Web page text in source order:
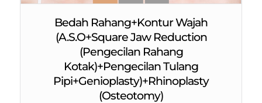
Bedah Rahang+Kontur Wajah
(A.S.O+Square Jaw Reduction
(Pengecilan Rahang
Kotak)+Pengecilan Tulang
Pipi+Genioplasty)+Rhinoplasty
(Osteotomy)